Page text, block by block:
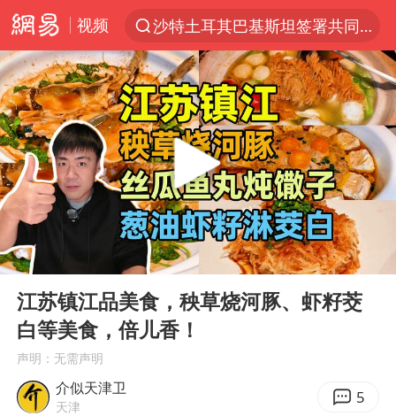
视频
沙特土耳其巴基斯坦签署共同防务协议
“电影+”如何激发千亿级消费新活力？
泉州市委书记张毅恭被查
台风白海豚已进入24小时警戒线
全球首个长时储能一体化产业园量产
台风白海豚或吞并鲸鱼 登陆地点更新
名创优品回应女子吐槽内裤质量差
中巨芯：上半年归母净利润1405.77万元
国防部：坚决反制任何闹海挑衅图谋
Play
03:16
江苏镇江品美食，秧草烧河豚、虾籽茭
白等美食，倍儿香！
声明：无需声明
介似天津卫
天津 5